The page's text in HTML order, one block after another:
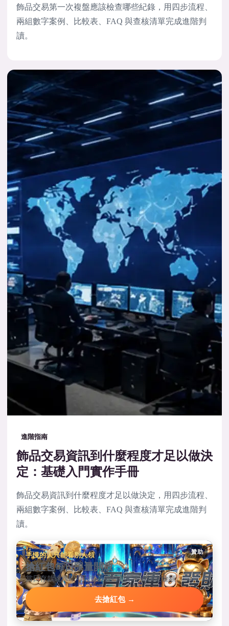
飾品交易第一次複盤應該檢查哪些紀錄，用四步流程、
兩組數字案例、比較表、FAQ 與查核清單完成進階判
讀。
進階指南
飾品交易資訊到什麼程度才足以做決
定：基礎入門實作手冊
飾品交易資訊到什麼程度才足以做決定，用四步流程、
兩組數字案例、比較表、FAQ 與查核清單完成進階判
讀。
贊助
手慢的人只能看別人領
搶紅包每日限量開放
當日存款達標即可到首頁搶紅包，手速決定金額。
去搶紅包 →